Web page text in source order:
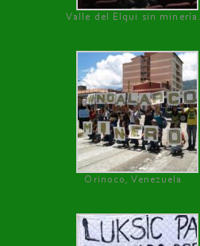
Valle del Elqui sin minería.
Orinoco, Venezuela